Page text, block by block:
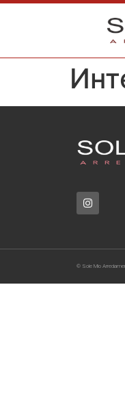
© Sole Mio